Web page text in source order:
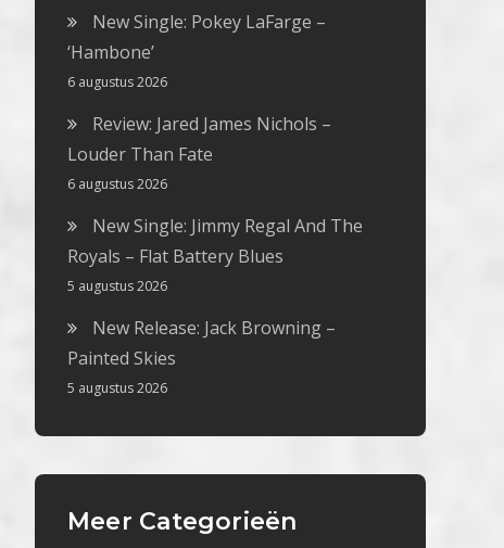
New Single: Pokey LaFarge –
‘Hambone’
6 augustus 2026
Review: Jared James Nichols –
Louder Than Fate
6 augustus 2026
New Single: Jimmy Regal And The
Royals – Flat Battery Blues
5 augustus 2026
New Release: Jack Browning –
Painted Skies
5 augustus 2026
Meer Categorieën